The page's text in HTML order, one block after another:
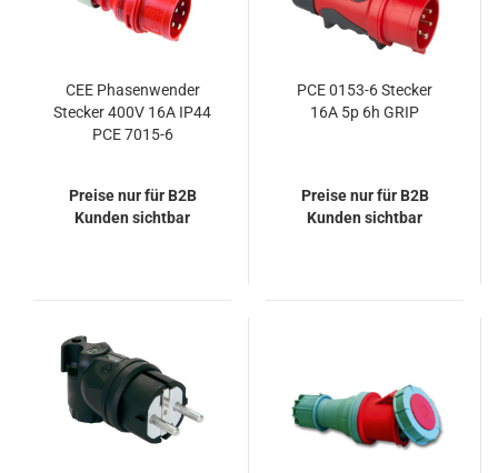
CEE Phasenwender
Stecker 400V 16A IP44
PCE 7015-6
Preise nur für B2B
Kunden sichtbar
PCE 0153-6 Stecker
16A 5p 6h GRIP
Preise nur für B2B
Kunden sichtbar